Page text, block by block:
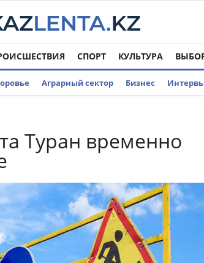
СПОРТ КУЛЬТУРА
Аграрный сектор Бизнес
Туран временно